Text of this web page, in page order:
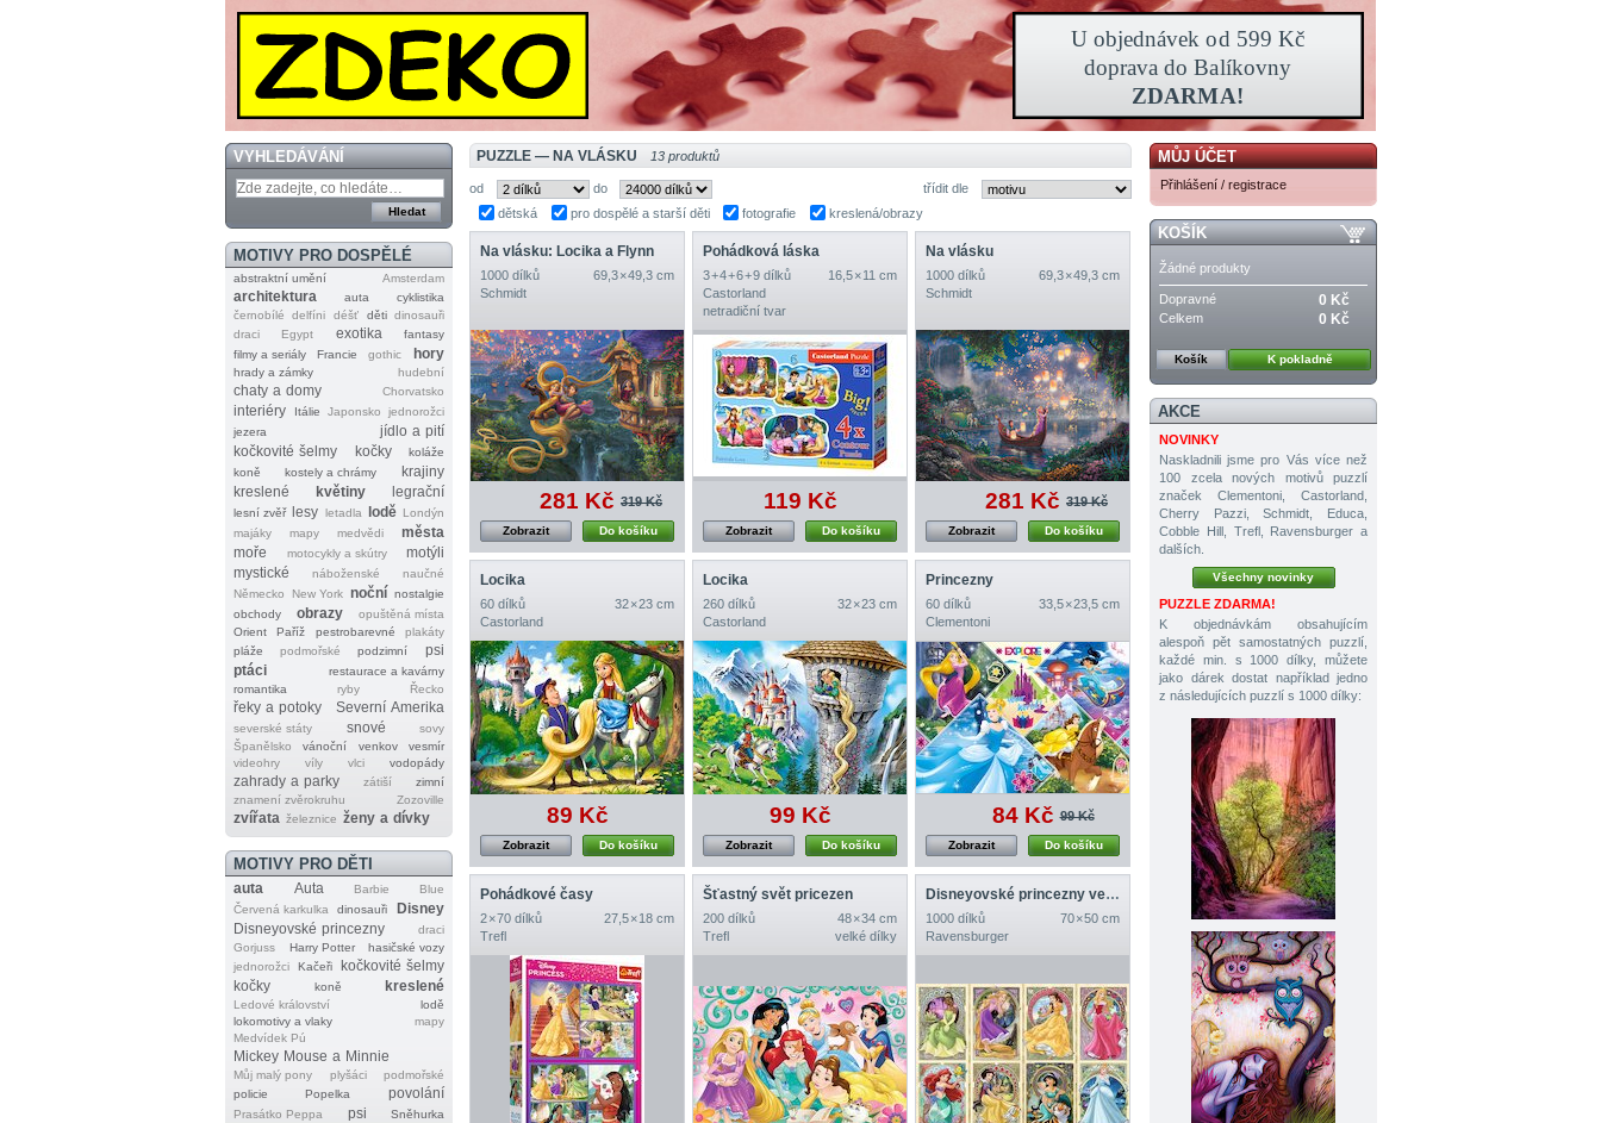
VYHLEDÁVÁNÍ
MOTIVY PRO DOSPĚLÉ
abstraktní umění Amsterdam
architektura auta
cyklistika
černobílé
delfíni déšť děti dinosauři
draci
Egypt exotika
fantasy
filmy a seriály
Francie gothic hory
hrady a zámky hudební
chaty a domy Chorvatsko
interiéry Itálie Japonsko
jednorožci
jezera
jídlo a pití
kočkovité šelmy
kočky
koláže
koně
kostely a chrámy
krajiny
kreslené
květiny legrační
lesní zvěř lesy letadla lodě Londýn
majáky
mapy medvědi
města
moře
motocykly a skútry
motýli
mystické
náboženské
naučné
Německo
New York noční nostalgie
obchody
obrazy
opuštěná místa
Orient
Paříž pestrobarevné
plakáty
pláže
podmořské podzimní
psi
ptáci
restaurace a kavárny
romantika
ryby Řecko
řeky a potoky Severní Amerika
severské státy snové
sovy
Španělsko
vánoční venkov
vesmír
videohry
víly vlci vodopády
zahrady a parky zátiší
zimní
znamení zvěrokruhu
Zozoville
zvířata železnice ženy a dívky
MOTIVY PRO DĚTI
auta Auta Barbie
Blue
Červená karkulka
dinosauři
Disney
Disneyovské princezny
draci
Gorjuss
Harry Potter
hasičské vozy
jednorožci
Kačeři
kočkovité šelmy
kočky
koně kreslené
Ledové království
lodě
lokomotivy a vlaky
mapy
Medvídek Pú
Mickey Mouse a Minnie
Můj malý pony plyšáci
podmořské
policie
Popelka povolání
Prasátko Peppa psi
Sněhurka
PUZZLE — NA VLÁSKU 13 produktů
od do
třídit dle
dětská
pro dospělé a starší děti fotografie kreslená/obrazy
Na vlásku: Locika a Flynn
1000 dílků
69,3 × 49,3 cm
Schmidt
281 Kč 319 Kč
Do košíku
Zobrazit
Pohádková láska
3 + 4 + 6 + 9 dílků
16,5 × 11 cm
Castorland
netradiční tvar
119 Kč
Do košíku
Zobrazit
Na vlásku
1000 dílků
69,3 × 49,3 cm
Schmidt
281 Kč 319 Kč
Do košíku
Zobrazit
Locika
60 dílků
32 × 23 cm
Castorland
89 Kč
Do košíku
Zobrazit
Locika
260 dílků
32 × 23 cm
Castorland
99 Kč
Do košíku
Zobrazit
Princezny
60 dílků
33,5 × 23,5 cm
Clementoni
84 Kč 99 Kč
Do košíku
Zobrazit
Pohádkové časy
2 × 70 dílků
27,5 × 18 cm
Trefl
Šťastný svět pricezen
200 dílků
48 × 34 cm
Trefl
velké dílky
Disneyovské princezny ve stylu secese
1000 dílků
70 × 50 cm
Ravensburger
MŮJ ÚČET
Přihlášení / registrace
KOŠÍK
Žádné produkty
Dopravné 0 Kč
Celkem 0 Kč
Košík K pokladně
AKCE
NOVINKY
Naskladnili jsme pro Vás více než
100 zcela nových motivů puzzlí
značek Clementoni, Castorland,
Cherry Pazzi, Schmidt, Educa,
Cobble Hill, Trefl, Ravensburger a
dalších.
Všechny novinky
PUZZLE ZDARMA!
K objednávkám obsahujícím
alespoň pět samostatných puzzlí,
každé min. s 1000 dílky, můžete
jako dárek dostat například jedno
z následujících puzzlí s 1000 dílky: